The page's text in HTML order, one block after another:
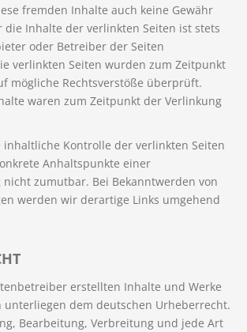
fremden Inhalte auch keine Gewähr
die Inhalte der verlinkten Seiten ist stets
oder Betreiber der Seiten
verlinkten Seiten wurden zum Zeitpunkt
mögliche Rechtsverstöße überprüft.
waren zum Zeitpunkt der Verlinkung
inhaltliche Kontrolle der verlinkten Seiten
Anhaltspunkte einer
nicht zumutbar. Bei Bekanntwerden von
werden wir derartige Links umgehend
erstellten Inhalte und Werke
unterliegen dem deutschen Urheberrecht.
Bearbeitung, Verbreitung und jede Art